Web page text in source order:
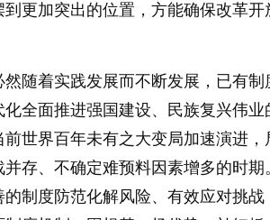
更加突出的位置，方能确保改革开
随着实践发展而不断发展，已有制
全面推进强国建设、民族复兴伟
世界百年未有之大变局加速演进，
存、不确定难预料因素增多的时
制度防范化解风险、有效应对挑